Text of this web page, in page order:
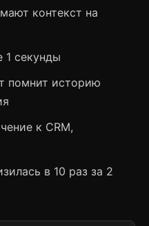
контекст на
секунды
помнит историю
к CRM,
в 10 раз за 2